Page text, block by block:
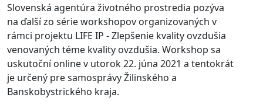
Slovenská agentúra životného prostredia pozýva
na ďalší zo série workshopov organizovaných v
rámci projektu LIFE IP - Zlepšenie kvality ovzdušia
venovaných téme kvality ovzdušia. Workshop sa
uskutoční online v utorok 22. júna 2021 a tentokrát
je určený pre samosprávy Žilinského a
Banskobystrického kraja.